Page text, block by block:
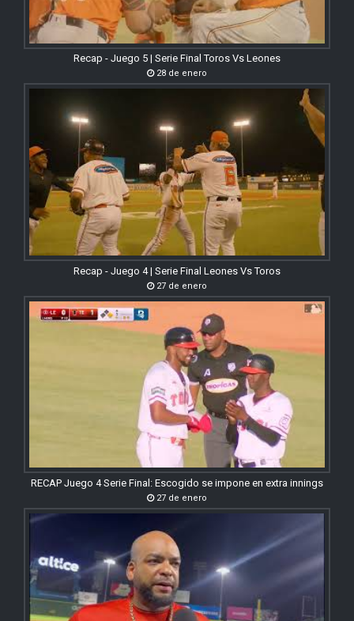
Recap - Juego 5 | Serie Final Toros Vs Leones
28 de enero
Recap - Juego 4 | Serie Final Leones Vs Toros
27 de enero
RECAP Juego 4 Serie Final: Escogido se impone en extra innings
27 de enero